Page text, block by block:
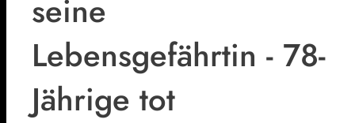
seine
Lebensgefährtin - 78-
Jährige tot